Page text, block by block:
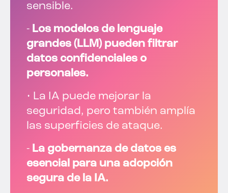
sensible.
- Los modelos de lenguaje
grandes (LLM) pueden filtrar
datos confidenciales o
personales.
• La IA puede mejorar la
seguridad, pero también amplía
las superficies de ataque.
- La gobernanza de datos es
esencial para una adopción
segura de la IA.